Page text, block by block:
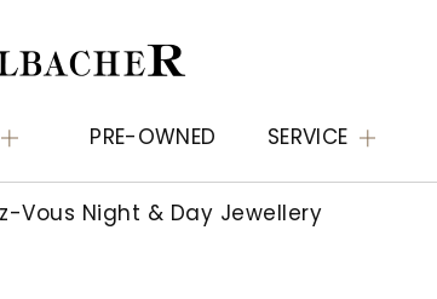
PRE-OWNED SERVICE
Vous Night & Day Jewellery